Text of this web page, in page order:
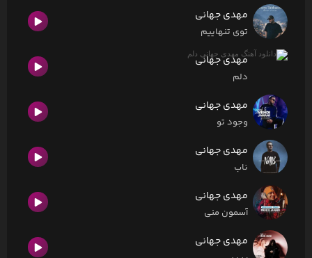
مهدی جهانی
توی تنهاییم
مهدی جهانی
دلم
مهدی جهانی
وجود تو
مهدی جهانی
ناب
مهدی جهانی
آسمون منی
مهدی جهانی